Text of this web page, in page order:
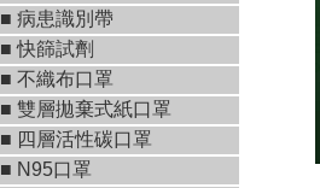
■ 病患識別帶
■ 快篩試劑
■ 不織布口罩
■ 雙層拋棄式紙口罩
■ 四層活性碳口罩
■ N95口罩